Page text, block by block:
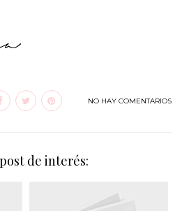
NO HAY COMENTARIOS
de interés: